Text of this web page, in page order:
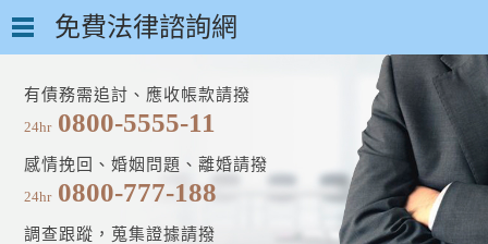
免費法律諮詢網
有債務需追討、應收帳款請撥
24hr 0800-5555-11
感情挽回、婚姻問題、離婚請撥
24hr 0800-777-188
調查跟蹤，蒐集證據請撥